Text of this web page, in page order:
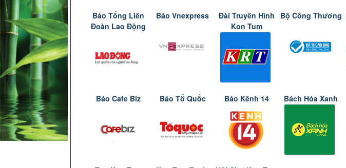
Báo Tổng Liên
Đoàn Lao Động
Báo Vnexpress
Đài Truyền Hình
Kon Tum
Bộ Công Thương
Báo Cafe Biz Báo Tổ Quốc Báo Kênh 14 Bách Hóa Xanh